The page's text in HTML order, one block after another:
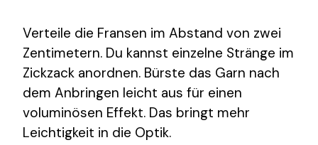
Verteile die Fransen im Abstand von zwei
Zentimetern. Du kannst einzelne Stränge im
Zickzack anordnen. Bürste das Garn nach
dem Anbringen leicht aus für einen
voluminösen Effekt. Das bringt mehr
Leichtigkeit in die Optik.